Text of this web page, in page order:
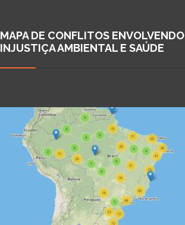
MAPA DE CONFLITOS ENVOLVENDO
INJUSTIÇA AMBIENTAL E SAÚDE